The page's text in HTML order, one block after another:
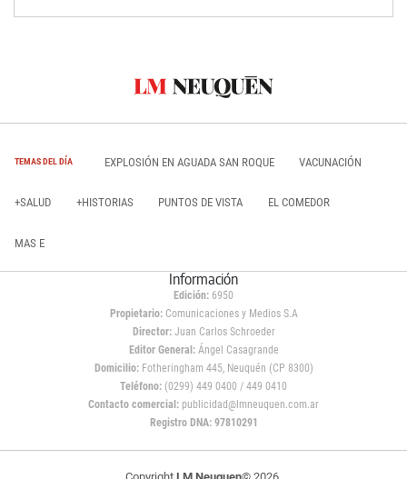
TEMAS DEL DÍA EXPLOSIÓN EN AGUADA SAN ROQUE VACUNACIÓN
+SALUD +HISTORIAS PUNTOS DE VISTA EL COMEDOR
MAS E
Información
Edición: 6950
Propietario:Comunicaciones y Medios S.A
Director: Juan Carlos Schroeder
Editor General:Ángel Casagrande
Domicilio:Fotheringham 445, Neuquén (CP 8300)
Teléfono: (0299) 449 0400 / 449 0410
Contacto comercial: publicidad@lmneuquen.com.ar
Registro DNA: 97810291